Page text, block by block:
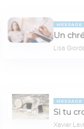
MESSAGE
Un
Lisa
MESSAGE
Si tu
Xavier